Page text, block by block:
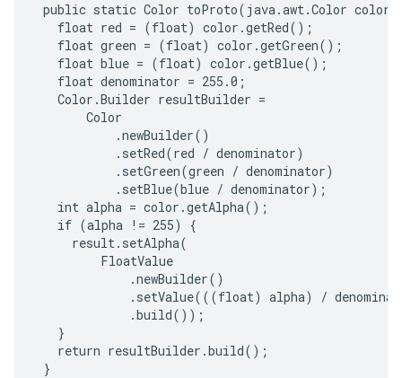
public static Color toProto(java.awt.Color
   float red = (float) color.getRed();
   float green = (float) color.getGreen();
   float blue = (float) color.getBlue();
   float denominator = 255.0;
   Color.Builder resultBuilder =
       Color
           .newBuilder()
           .setRed(red / denominator)
           .setGreen(green / denominator)
           .setBlue(blue / denominator);
   int alpha = color.getAlpha();
   if (alpha != 255) {
     result.setAlpha(
         FloatValue
             .newBuilder()
.setValue(((float) alpha) /
             .build());
   }
   return resultBuilder.build();
}